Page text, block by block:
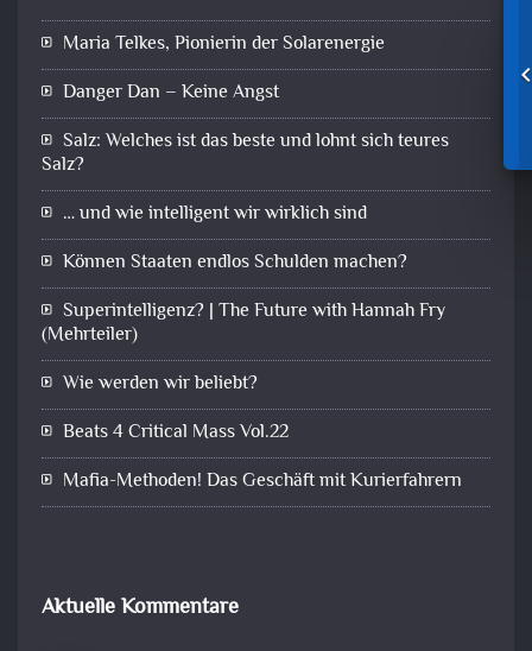
Maria Telkes, Pionierin der Solarenergie
Danger Dan – Keine Angst
Salz: Welches ist das beste und lohnt sich teures
Salz?
… und wie intelligent wir wirklich sind
Können Staaten endlos Schulden machen?
Superintelligenz? | The Future with Hannah Fry
(Mehrteiler)
Wie werden wir beliebt?
Beats 4 Critical Mass Vol.22
Mafia-Methoden! Das Geschäft mit Kurierfahrern
Aktuelle Kommentare